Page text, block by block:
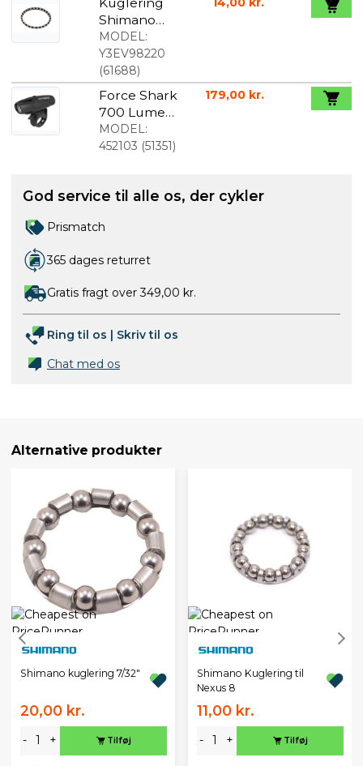
Shimano
Nexus 3/16"
26 kugler
MODEL:
Y3EV98220
(61688)
Force Shark
700 Lumen
lygte med
USB
MODEL:
452103 (51351)
179,00 kr.
God service til alle os, der cykler
Prismatch
365 dages returret
Gratis fragt over 349,00 kr.
Ring til os | Skriv til os
Chat med os
Alternative produkter
Shimano kuglering 7/32"
20,00 kr.
- + Tilføj
Shimano Kuglering til
Nexus 8
11,00 kr.
- + Tilføj